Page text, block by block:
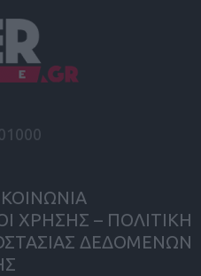
ΧΡΗΣΗΣ – ΠΟΛΙΤΙΚΗ
ΔΕΔΟΜΕΝΩΝ